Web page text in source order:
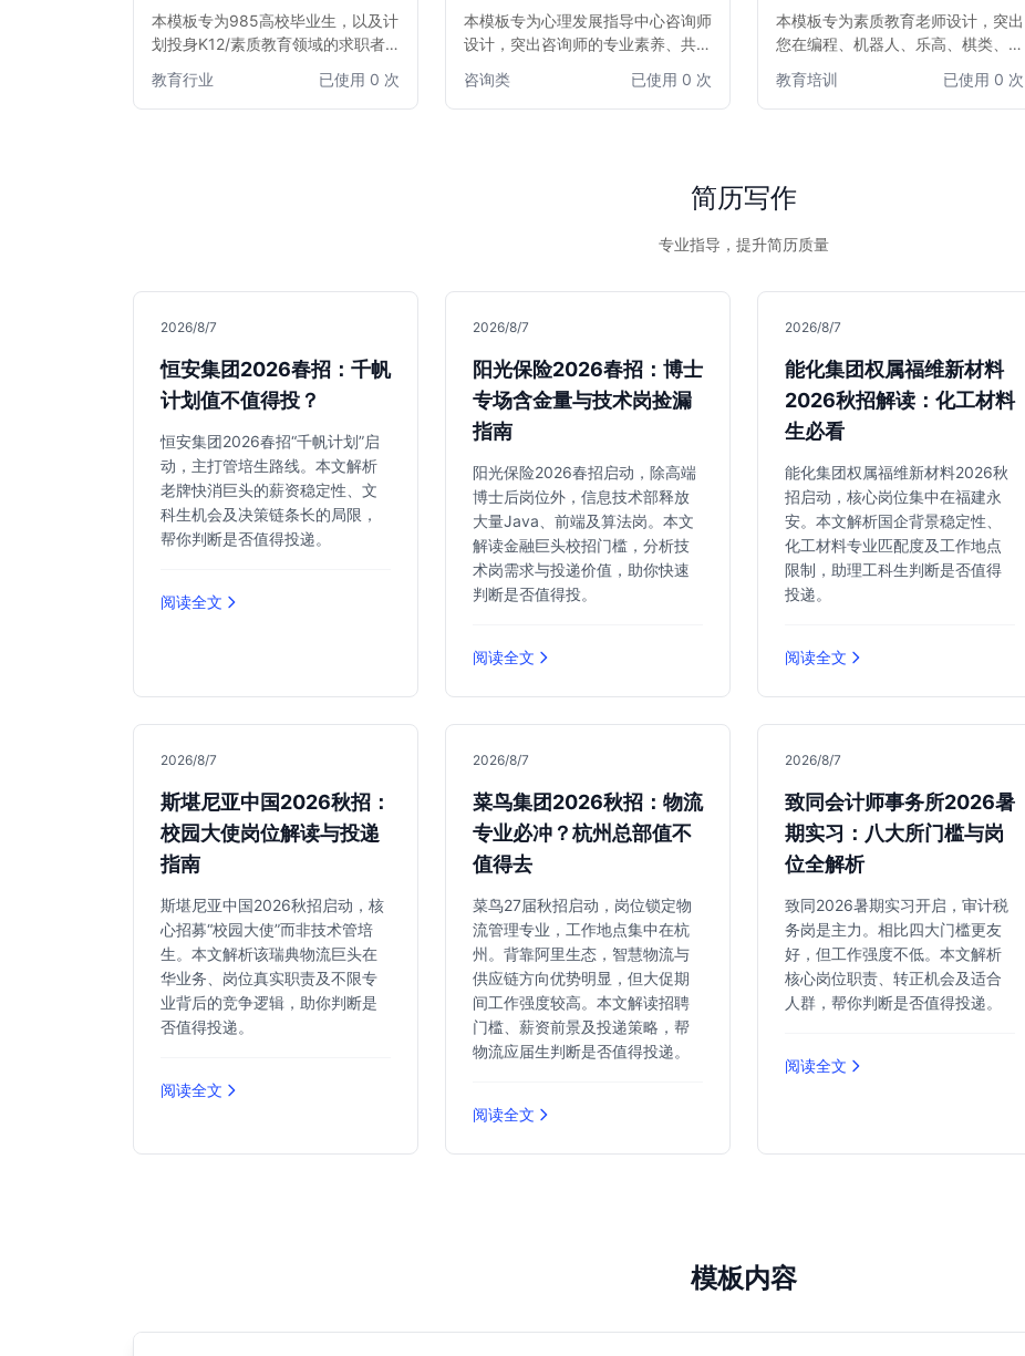
本模板专为985高校毕业生，以及计
划投身K12/素质教育领域的求职者
教育背景、教学实践和个人能力，助
力您在众多求职者中脱颖而出，获得
教育行业 已使用 0 次
本模板专为心理发展指导中心咨询师
设计，突出咨询师的专业素养、共情
晰，强调咨询经验、案例分析能力和
心理学专业背景，助您高效展示个人
咨询类 已使用 0 次
本模板专为素质教育老师设计，突出
您在编程、机器人、乐高、棋类、口
果。简洁明了的版面布局，重点强调
实践经验和育人理念，助您在众多求
教育培训 已使用 0 次
简历写作
专业指导，提升简历质量
2026/8/7
恒安集团2026春招：千帆
计划值不值得投？
恒安集团2026春招“千帆计划”启
动，主打管培生路线。本文解析
老牌快消巨头的薪资稳定性、文
科生机会及决策链条长的局限，
帮你判断是否值得投递。
阅读全文
2026/8/7
阳光保险2026春招：博士
专场含金量与技术岗捡漏
指南
阳光保险2026春招启动，除高端
博士后岗位外，信息技术部释放
大量Java、前端及算法岗。本文
解读金融巨头校招门槛，分析技
术岗需求与投递价值，助你快速
判断是否值得投。
阅读全文
2026/8/7
能化集团权属福维新材料
2026秋招解读：化工材料
生必看
能化集团权属福维新材料2026秋
招启动，核心岗位集中在福建永
安。本文解析国企背景稳定性、
化工材料专业匹配度及工作地点
限制，助理工科生判断是否值得
投递。
阅读全文
2026/8/7
斯堪尼亚中国2026秋招：
校园大使岗位解读与投递
指南
斯堪尼亚中国2026秋招启动，核
心招募“校园大使”而非技术管培
生。本文解析该瑞典物流巨头在
华业务、岗位真实职责及不限专
业背后的竞争逻辑，助你判断是
否值得投递。
阅读全文
2026/8/7
菜鸟集团2026秋招：物流
专业必冲？杭州总部值不
值得去
菜鸟27届秋招启动，岗位锁定物
流管理专业，工作地点集中在杭
州。背靠阿里生态，智慧物流与
供应链方向优势明显，但大促期
间工作强度较高。本文解读招聘
门槛、薪资前景及投递策略，帮
物流应届生判断是否值得投递。
阅读全文
2026/8/7
致同会计师事务所2026暑
期实习：八大所门槛与岗
位全解析
致同2026暑期实习开启，审计税
务岗是主力。相比四大门槛更友
好，但工作强度不低。本文解析
核心岗位职责、转正机会及适合
人群，帮你判断是否值得投递。
阅读全文
模板内容